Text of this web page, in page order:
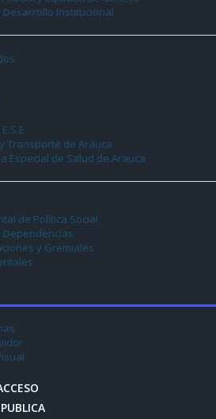
Institucional
Transporte de Arauca
Especial de Salud de Arauca
de Política Social
Dependencias
y Gremiales